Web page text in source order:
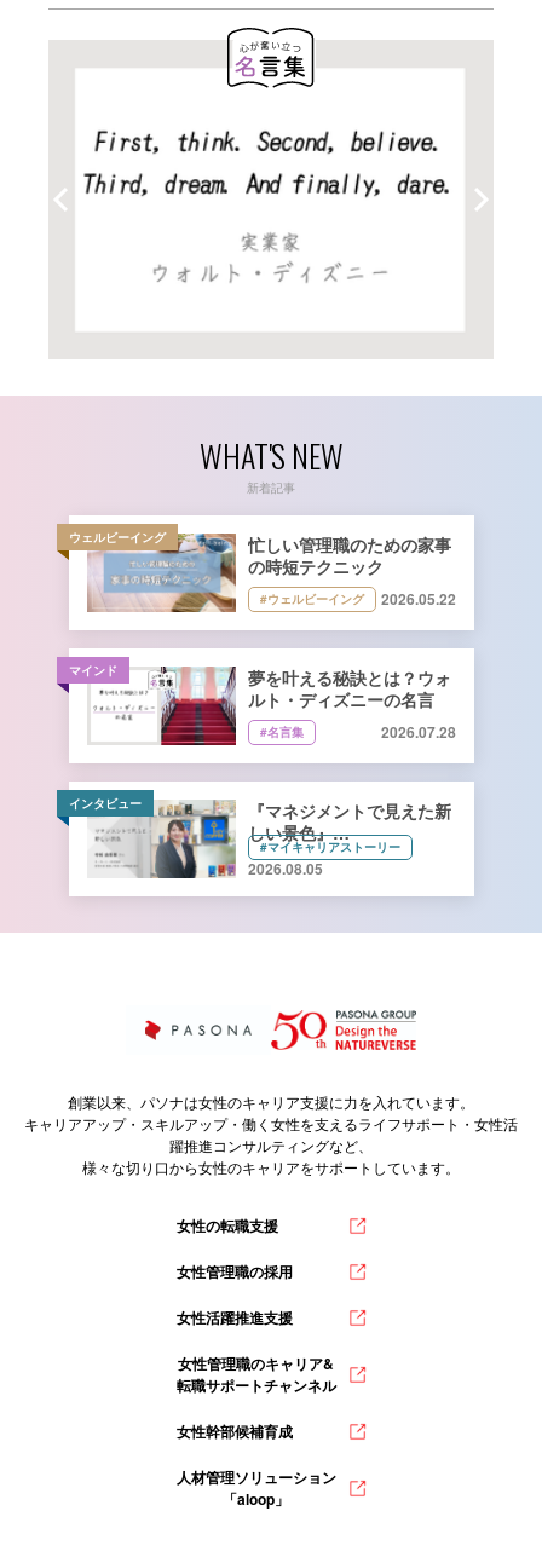
WHAT'S NEW
新着記事
ウェルビーイング
忙しい管理職のための家事
の時短テクニック
#ウェルビーイング 2026.05.22
マインド
夢を叶える秘訣とは？ウォ
ルト・ディズニーの名言
#名言集 2026.07.28
インタビュー
『マネジメントで見えた新
しい景色』
キーコーヒー株式会社 管理
本部 総務人事部 人財開発
課長 寺﨑由香里さん【前
#マイキャリアストーリー
2026.08.05
創業以来、パソナは女性のキャリア支援に力を入れています。
キャリアアップ・スキルアップ・働く女性を支えるライフサポート・女性活
躍推進コンサルティングなど、
様々な切り口から女性のキャリアをサポートしています。
女性の転職支援
女性管理職の採用
女性活躍推進支援
女性管理職のキャリア&
転職サポートチャンネル
女性幹部候補育成
人材管理ソリューション
「aloop」